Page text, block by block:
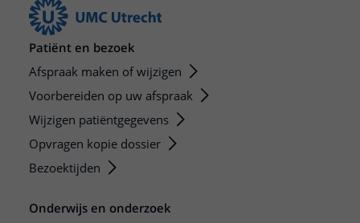
Patiënt en bezoek
Afspraak maken of wijzigen
Voorbereiden op uw afspraak
Wijzigen patiëntgegevens
Opvragen kopie dossier
Bezoektijden
Onderwijs en onderzoek